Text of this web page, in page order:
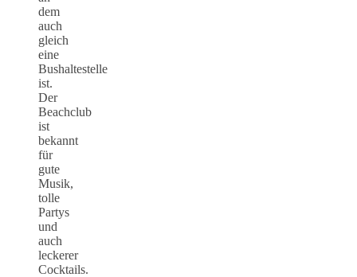
dem
auch
gleich
eine
Bushaltestelle
ist.
Der
Beachclub
ist
bekannt
für
gute
Musik,
tolle
Partys
und
auch
leckerer
Cocktails.